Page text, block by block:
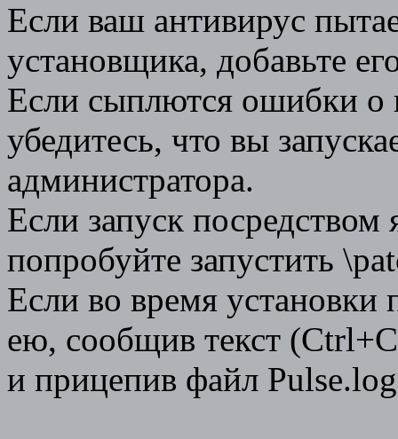
Если ваш антивирус
установщика, добавьте
Если сыплются ошибки о
убедитесь, что вы
администратора.
Если запуск
попробуйте запустить
Если во время установки
ею, сообщив текст
и прицепив файл